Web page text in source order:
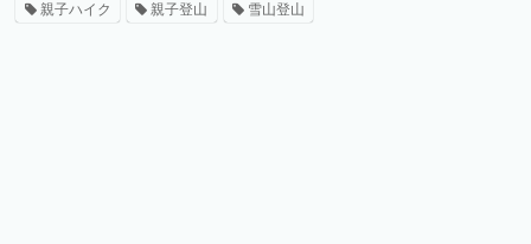
親子ハイク 親子登山 雪山登山